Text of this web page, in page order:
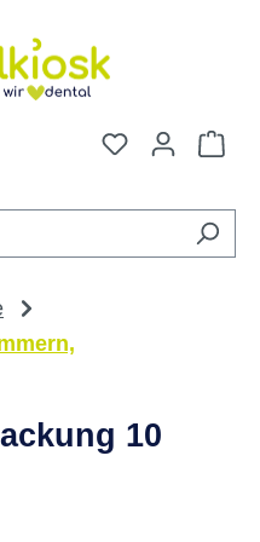
Du hast 0
10